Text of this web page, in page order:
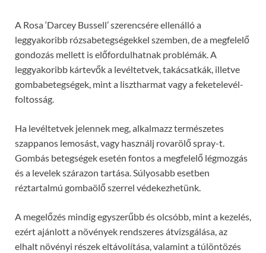
A Rosa ‘Darcey Bussell’ szerencsére ellenálló a
leggyakoribb rózsabetegségekkel szemben, de a megfelelő
gondozás mellett is előfordulhatnak problémák. A
leggyakoribb kártevők a levéltetvek, takácsatkák, illetve
gombabetegségek, mint a lisztharmat vagy a feketelevél-
foltosság.
Ha levéltetvek jelennek meg, alkalmazz természetes
szappanos lemosást, vagy használj rovarölő spray-t.
Gombás betegségek esetén fontos a megfelelő légmozgás
és a levelek szárazon tartása. Súlyosabb esetben
réztartalmú gombaölő szerrel védekezhetünk.
A megelőzés mindig egyszerűbb és olcsóbb, mint a kezelés,
ezért ajánlott a növények rendszeres átvizsgálása, az
elhalt növényi részek eltávolítása, valamint a túlöntözés